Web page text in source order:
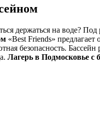
держаться на воде?
«Best Friends»
безопасность.
Лагерь в Подмосковье с